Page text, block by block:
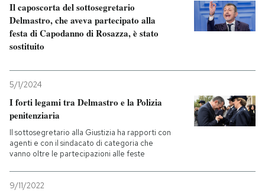
Il caposcorta del sottosegretario
Delmastro, che aveva partecipato alla
festa di Capodanno di Rosazza, è stato
sostituito
5/1/2024
I forti legami tra Delmastro e la Polizia
penitenziaria
Il sottosegretario alla Giustizia ha rapporti con
agenti e con il sindacato di categoria che
vanno oltre le partecipazioni alle feste
9/11/2022